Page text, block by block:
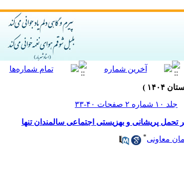
جلد ۱۰ شماره ۲ صفحات ۴۰-۳۳
پریشانی و بهزیستی اجتماعی سالمندان تنها
معاونی*